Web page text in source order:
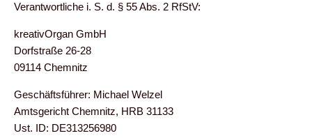
Verantwortliche i. S. d. § 55 Abs. 2 RfStV:
kreativOrgan GmbH
Dorfstraße 26-28
09114 Chemnitz
Geschäftsführer: Michael Welzel
Amtsgericht Chemnitz, HRB 31133
Ust. ID: DE313256980